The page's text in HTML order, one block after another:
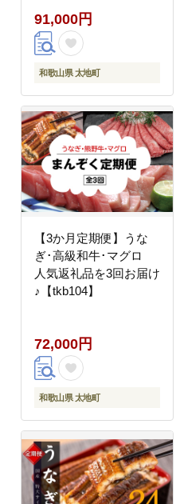
お届け～ / みかん ミカ
ン 温州みかん 有田み
【tkb314】
91,000円
和歌山県 太地町
【3か月定期便】うな
ぎ･高級和牛･マグロ
人気返礼品を3回お届け
♪【tkb104】
72,000円
和歌山県 太地町